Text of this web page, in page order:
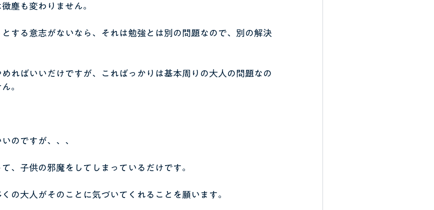
塵も変わりません。
する意志がないなら、それは勉強とは別の問題なので、別の解決
ればいいだけですが、こればっかりは基本周りの大人の問題なの
。
のですが、、、
、子供の邪魔をしてしまっているだけです。
の大人がそのことに気づいてくれることを願います。